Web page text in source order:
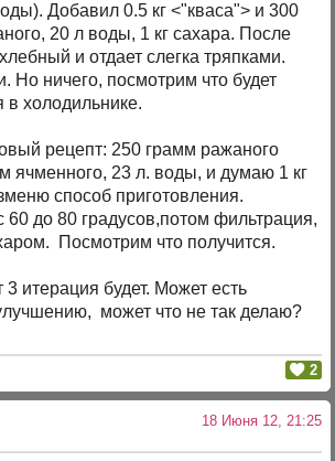
Добавил 0.5 кг <"кваса"> и 300
20 л воды, 1 кг сахара. После
и отдает слегка тряпками.
Но ничего, посмотрим что будет
в холодильнике.
рецепт: 250 грамм ражаного
ячменного, 23 л. воды, и думаю 1 кг
способ приготовления.
60 до 80 градусов,потом фильтрация,
Посмотрим что получится.
итерация будет. Может есть
может что не так делаю?
2
18 Июня 12, 21:25